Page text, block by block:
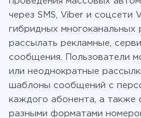
через SMS, Viber и соцсети
гибридных многоканальных
рассылать рекламные,
сообщения. Пользователи
или неоднократные
шаблоны сообщений с
каждого абонента, а также
разными форматами